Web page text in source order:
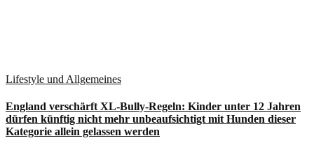
Lifestyle und Allgemeines
England verschärft XL-Bully-Regeln: Kinder unter 12 Jahren
dürfen künftig nicht mehr unbeaufsichtigt mit Hunden dieser
Kategorie allein gelassen werden